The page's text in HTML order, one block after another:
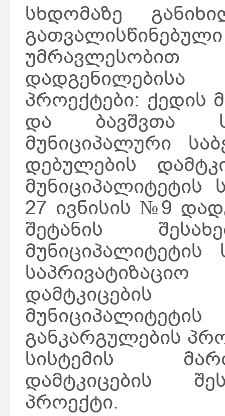
სხდომაზე
უმრავლესობით
პროექტები: ქედის
და ბავშვთა
მუნიციპალური
დებულების
27 ივნისის №9
შეტანის
მუნიციპალიტეტის
განკარგულების
სისტემის
დამტკიცების
პროექტი.